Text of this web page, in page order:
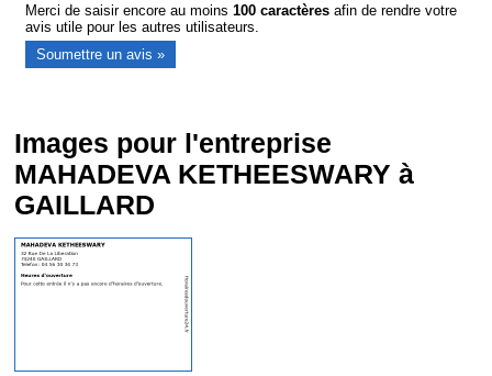
Merci de saisir encore au moins100 caractères afin de rendre votre
avis utile pour les autres utilisateurs.
Images pour l'entreprise
MAHADEVA KETHEESWARY à
GAILLARD